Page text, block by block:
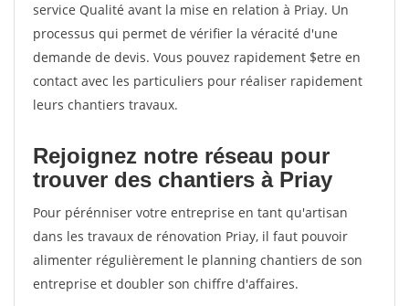
service Qualité avant la mise en relation à Priay. Un
processus qui permet de vérifier la véracité d'une
demande de devis. Vous pouvez rapidement $etre en
contact avec les particuliers pour réaliser rapidement
leurs chantiers travaux.
Rejoignez notre réseau pour
trouver des chantiers à Priay
Pour pérénniser votre entreprise en tant qu'artisan
dans les travaux de rénovation Priay, il faut pouvoir
alimenter régulièrement le planning chantiers de son
entreprise et doubler son chiffre d'affaires.